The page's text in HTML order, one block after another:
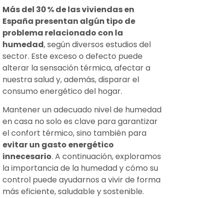
Más del 30% de las viviendas en
España presentan algún tipo de
problema relacionado con la
humedad, según diversos estudios del
sector. Este exceso o defecto puede
alterar la sensación térmica, afectar a
nuestra salud y, además, disparar el
consumo energético del hogar.
Mantener un adecuado nivel de humedad
en casa no solo es clave para garantizar
el confort térmico, sino también para
evitar un gasto energético
innecesario. A continuación, exploramos
la importancia de la humedad y cómo su
control puede ayudarnos a vivir de forma
más eficiente, saludable y sostenible.